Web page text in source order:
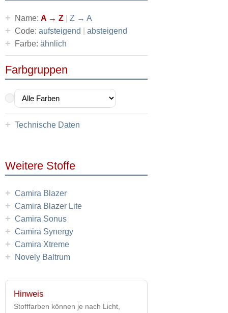
+ Name: A → Z Z → A
+ Code: aufsteigend absteigend
+ Farbe: ähnlich
Farbgruppen
+ Technische Daten
Weitere Stoffe
+ Camira Blazer
+ Camira Blazer Lite
+ Camira Sonus
+ Camira Synergy
+ Camira Xtreme
+ Novely Baltrum
Hinweis
Stofffarben können je nach Licht,